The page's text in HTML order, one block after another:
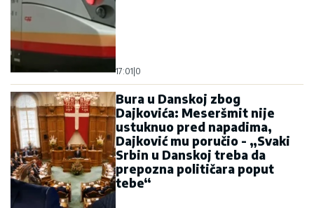
17:01 0
Bura u Danskoj zbog
Dajkovića: Meseršmit nije
ustuknuo pred napadima,
Dajković mu poručio - „Svaki
Srbin u Danskoj treba da
prepozna političara poput
tebe“